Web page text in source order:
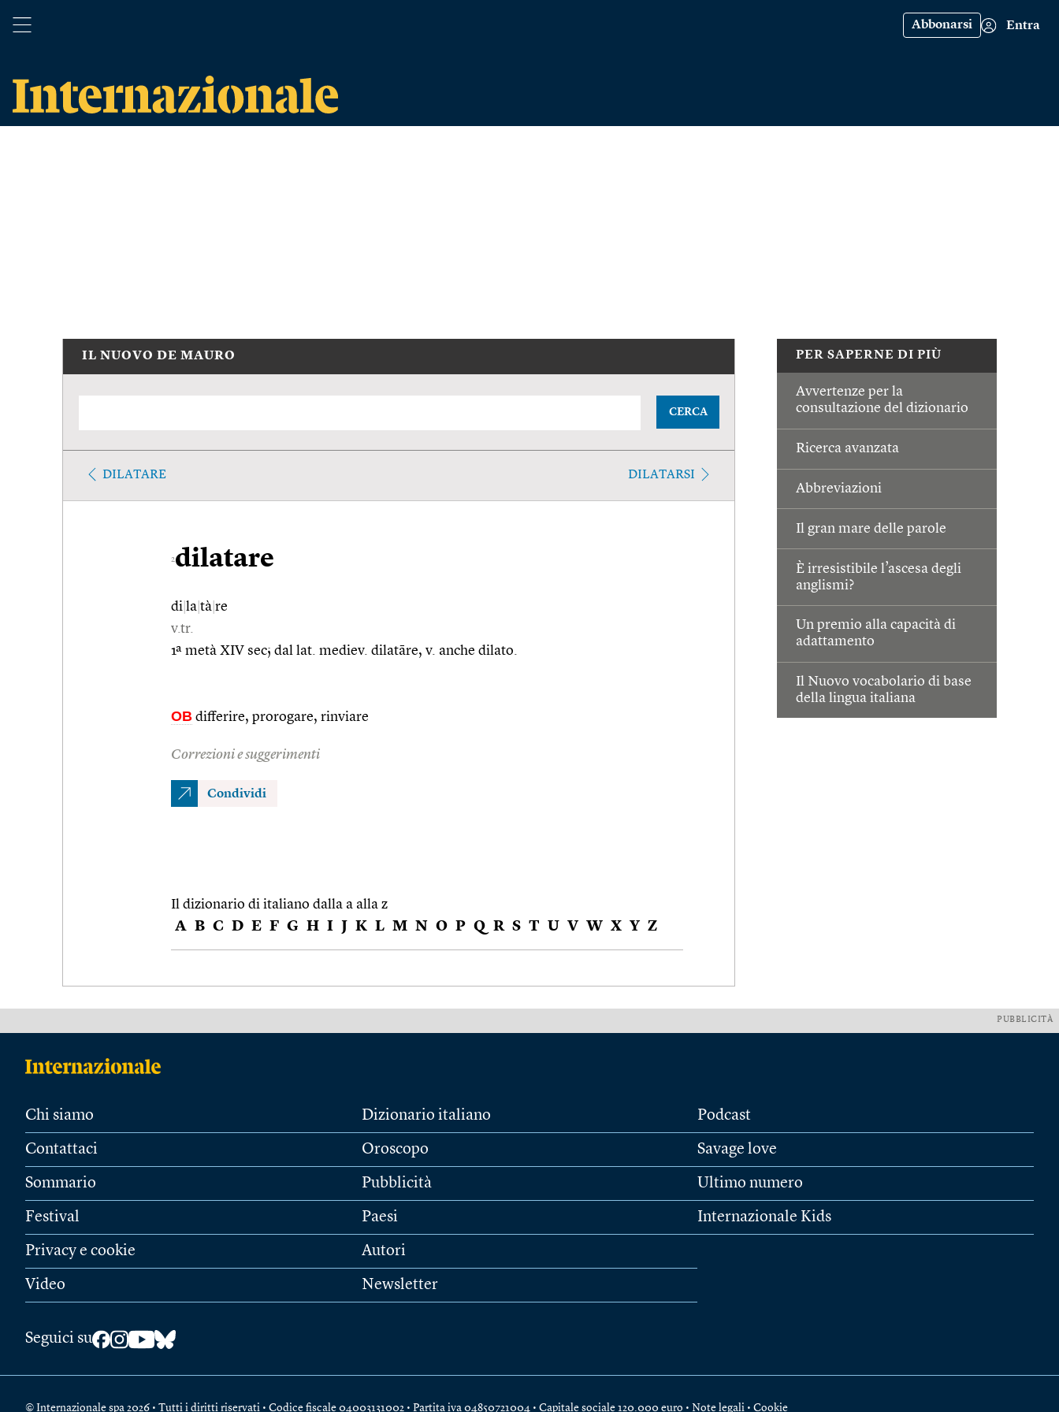
Abbonarsi Entra
PER SAPERNE DI PIÙ
Avvertenze per la
consultazione del dizionario
Ricerca avanzata
Abbreviazioni
Il gran mare delle parole
È irresistibile l’ascesa degli
anglismi?
Un premio alla capacità di
adattamento
Il Nuovo vocabolario di base
della lingua italiana
IL NUOVO DE MAURO
CERCA
DILATARE DILATARSI
2dilatare
di la tà re
v.tr.
1ª metà XIV sec; dal lat. mediev. dilatāre, v. anche dilato.
OB differire, prorogare, rinviare
Correzioni e suggerimenti
Condividi
Il dizionario di italiano dalla a alla z
A B C D E F G H I J K L M N O P Q R S T U V W X Y Z
PUBBLICITÀ
Chi siamo
Contattaci
Sommario
Festival
Privacy e cookie
Video
Dizionario italiano
Oroscopo
Pubblicità
Paesi
Autori
Newsletter
Podcast
Savage love
Ultimo numero
Internazionale Kids
Seguici su
© Internazionale spa 2026 • Tutti i diritti riservati • Codice fiscale 04003131002 • Partita iva 04850721004 • Capitale sociale 120.000 euro • Note legali • Cookie